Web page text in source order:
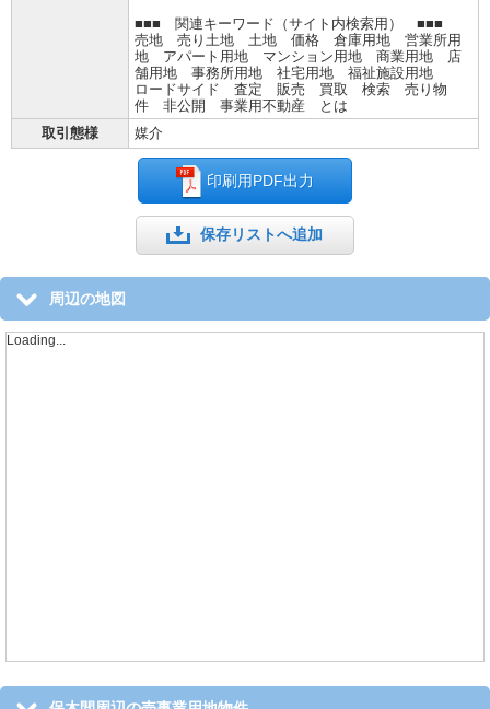
■■■ 関連キーワード（サイト内検索用） ■■■
売地 売り土地 土地 価格 倉庫用地 営業所用
地 アパート用地 マンション用地 商業用地 店
舗用地 事務所用地 社宅用地 福祉施設用地
ロードサイド 査定 販売 買取 検索 売り物
件 非公開 事業用不動産 とは
取引態様
媒介
印刷用PDF出力
保存リストへ追加
周辺の地図
Loading...